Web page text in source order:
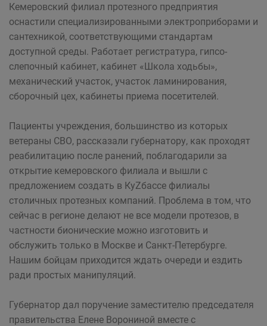
Кемеровский филиал протезного предприятия
оснастили специализированными электроприборами и
сантехникой, соответствующими стандартам
доступной среды. Работает регистратура, гипсо-
слепочный кабинет, кабинет «Школа ходьбы»,
механический участок, участок ламинирования,
сборочный цех, кабинеты приема посетителей.
Пациенты учреждения, большинство из которых
ветераны СВО, рассказали губернатору, как проходят
реабилитацию после ранений, поблагодарили за
открытие кемеровского филиала и вышли с
предложением создать в КуZбассе филиалы
столичных протезных компаний. Проблема в том, что
сейчас в регионе делают не все модели протезов, в
частности бионические можно изготовить и
обслужить только в Москве и Санкт-Петербурге.
Нашим бойцам приходится ждать очереди и ездить
ради простых манипуляций.
Губернатор дал поручение заместителю председателя
правительства Елене Ворониной вместе с